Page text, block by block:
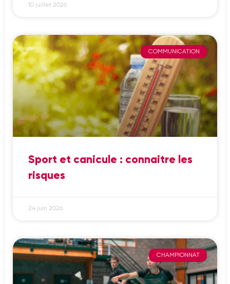
10 juillet 2026
COMMUNICATION
Sport et canicule : connaitre les
risques
24 juin 2026
CHAMPIONNAT